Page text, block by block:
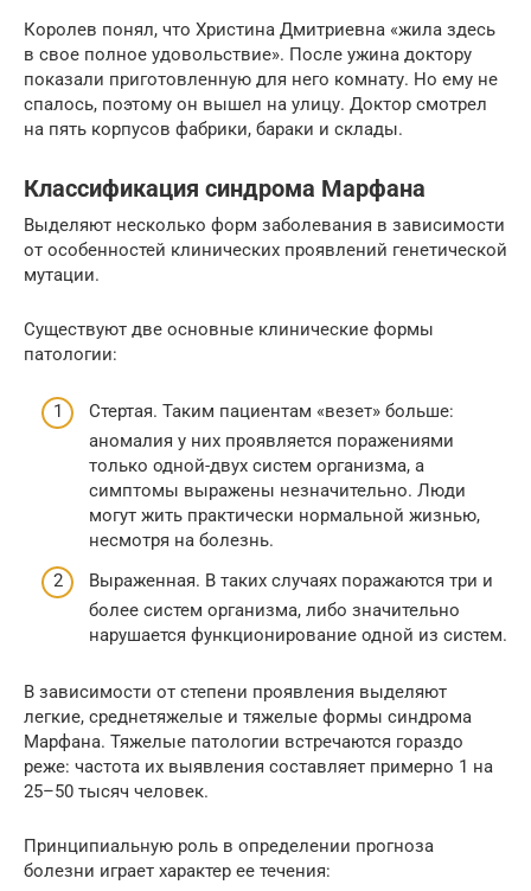
Королев понял, что Христина Дмитриевна «жила здесь
в свое полное удовольствие». После ужина доктору
показали приготовленную для него комнату. Но ему не
спалось, поэтому он вы­шел на улицу. Доктор смотрел
на пять корпусов фабрики, бараки и склады.
Классификация синдрома Марфана
Выделяют несколько форм заболевания в зависимости
от особенностей клинических проявлений генетической
мутации.
Существуют две основные клинические формы
патологии:
Стертая. Таким пациентам «везет» больше:
аномалия у них проявляется поражениями
только одной-двух систем организма, а
симптомы выражены незначительно. Люди
могут жить практически нормальной жизнью,
несмотря на болезнь.
Выраженная. В таких случаях поражаются три и
более систем организма, либо значительно
нарушается функционирование одной из систем.
В зависимости от степени проявления выделяют
легкие, среднетяжелые и тяжелые формы синдрома
Марфана. Тяжелые патологии встречаются гораздо
реже: частота их выявления составляет примерно 1 на
25–50 тысяч человек.
Принципиальную роль в определении прогноза
болезни играет характер ее течения: